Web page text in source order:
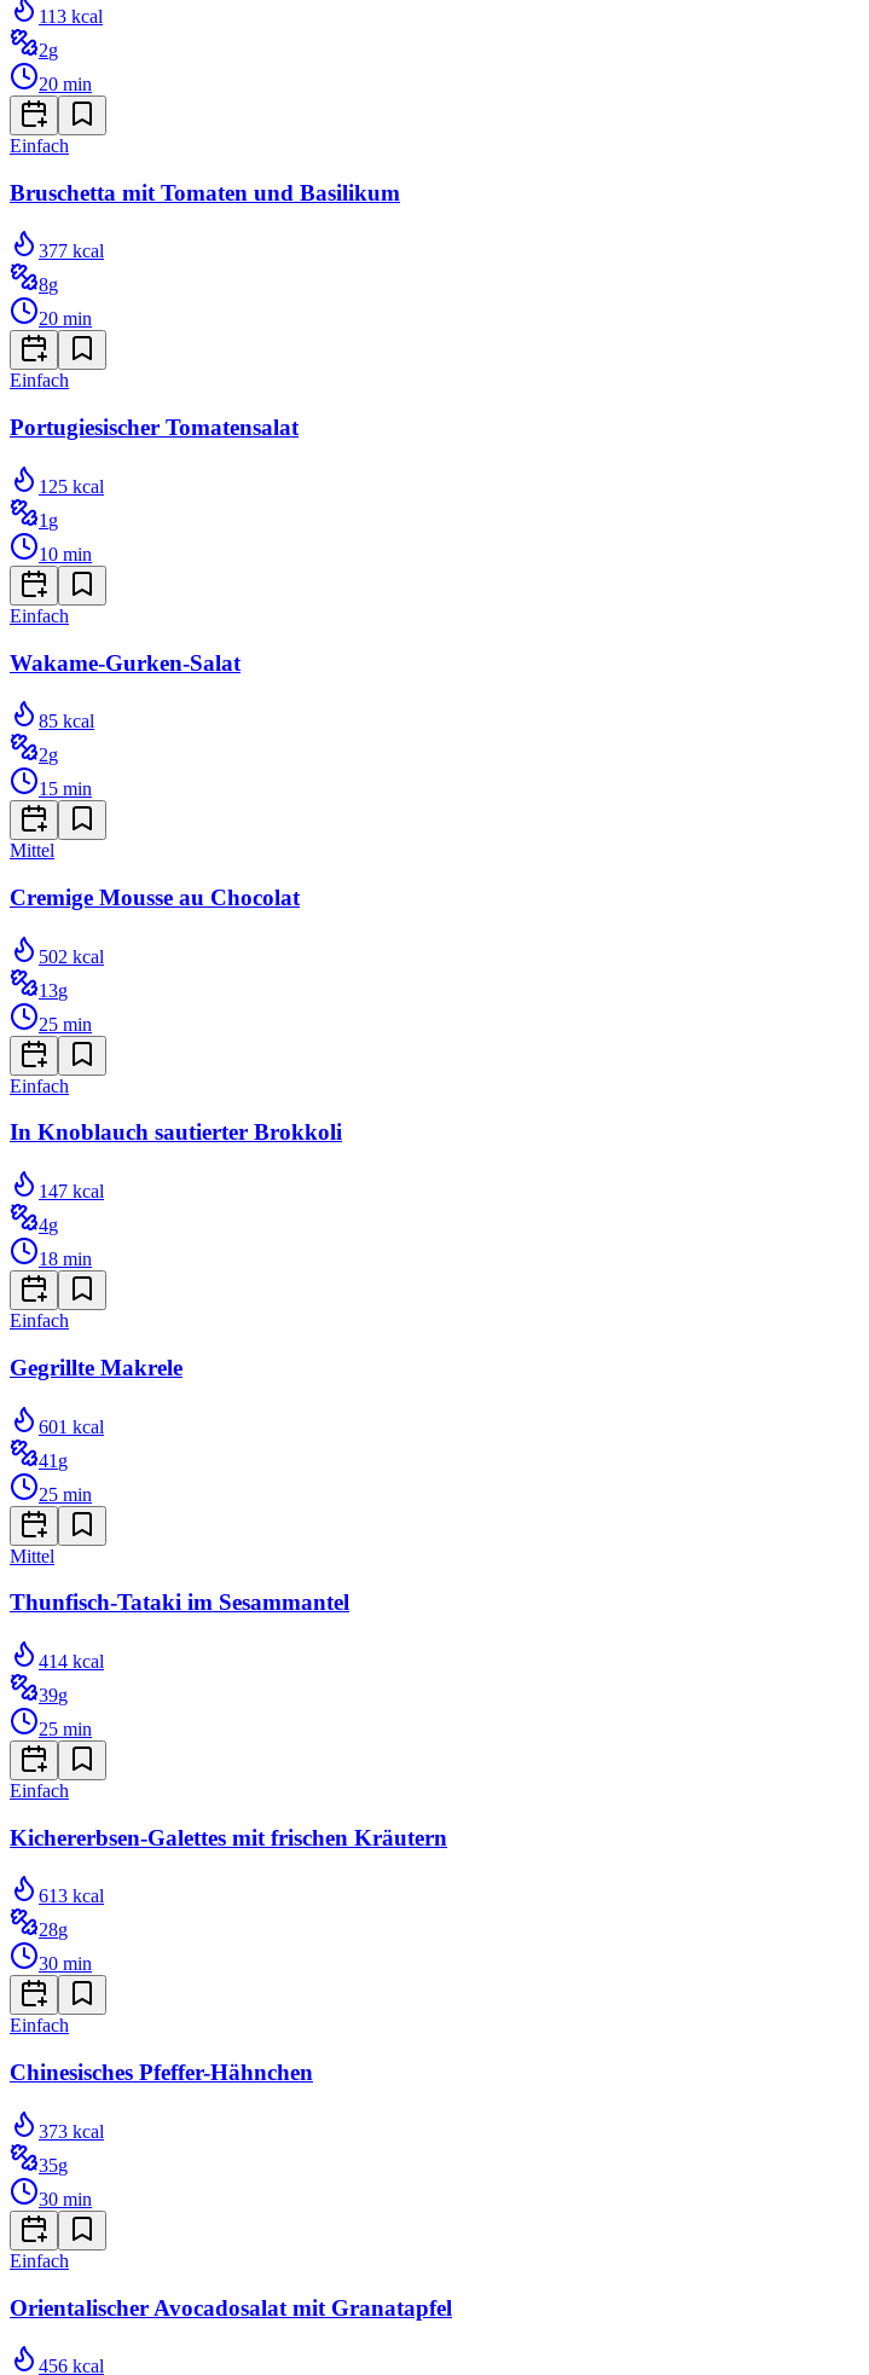
113 kcal
2g
20 min
Einfach
Bruschetta mit Tomaten und Basilikum
377 kcal
8g
20 min
Einfach
Portugiesischer Tomatensalat
125 kcal
1 g
10 min
Einfach
Wakame-Gurken-Salat
85 kcal
2g
15 min
Mittel
Cremige Mousse au Chocolat
502 kcal
13g
25 min
Einfach
In Knoblauch sautierter Brokkoli
147 kcal
4g
18 min
Einfach
Gegrillte Makrele
601 kcal
41 g
25 min
Mittel
Thunfisch-Tataki im Sesammantel
414 kcal
39g
25 min
Einfach
Kichererbsen-Galettes mit frischen Kräutern
613 kcal
28g
30 min
Einfach
Chinesisches Pfeffer-Hähnchen
373 kcal
35g
30 min
Einfach
Orientalischer Avocadosalat mit Granatapfel
456 kcal